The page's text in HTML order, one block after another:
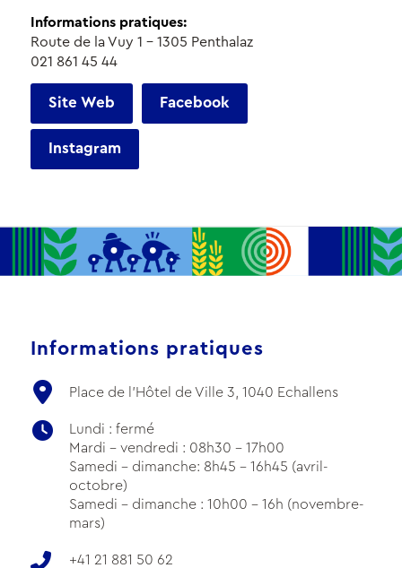
Informations pratiques:
Route de la Vuy 1 - 1305 Penthalaz
021 861 45 44
Site Web Facebook
Instagram
Informations pratiques
Place de l'Hôtel de Ville 3, 1040 Echallens
Lundi : fermé
Mardi - vendredi : 08h30 - 17h00
Samedi - dimanche: 8h45 - 16h45 (avril-
octobre)
Samedi - dimanche : 10h00 - 16h (novembre-
mars)
+41 21 881 50 62